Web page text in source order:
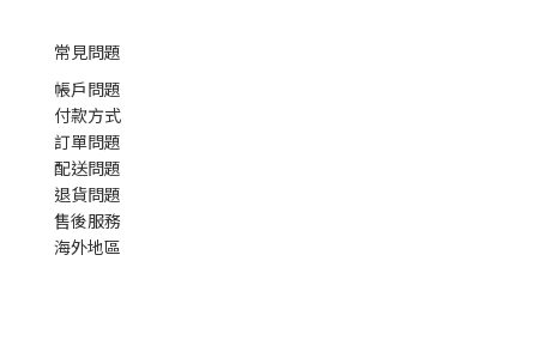
常見問題
帳戶問題
付款方式
訂單問題
配送問題
退貨問題
售後服務
海外地區